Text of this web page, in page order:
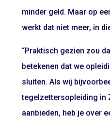
minder geld. Maar op
werkt dat niet meer, in
“Praktisch gezien zou
betekenen dat we
sluiten. Als wij
tegelzettersopleiding in
aanbieden, heb je over